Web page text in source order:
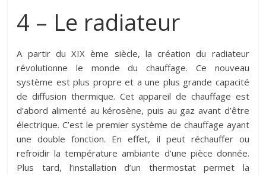
4 – Le radiateur
A partir du XIX ème siècle, la création du radiateur
révolutionne le monde du chauffage. Ce nouveau
système est plus propre et a une plus grande capacité
de diffusion thermique. Cet appareil de chauffage est
d’abord alimenté au kérosène, puis au gaz avant d’être
électrique. C’est le premier système de chauffage ayant
une double fonction. En effet, il peut réchauffer ou
refroidir la température ambiante d’une pièce donnée.
Plus tard, l’installation d’un thermostat permet la